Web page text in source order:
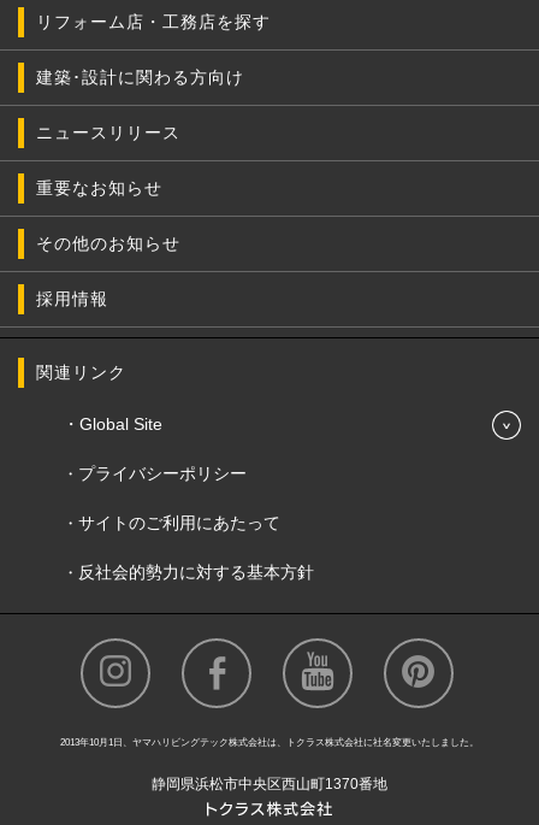
リフォーム店・工務店を探す
建築･設計に関わる方向け
ニュースリリース
重要なお知らせ
その他のお知らせ
採用情報
関連リンク
Global Site
プライバシーポリシー
サイトのご利用にあたって
反社会的勢力に対する基本方針
2013年10月1日、ヤマハリビングテック株式会社は、トクラス株式会社に社名変更いたしました。
静岡県浜松市中央区西山町1370番地